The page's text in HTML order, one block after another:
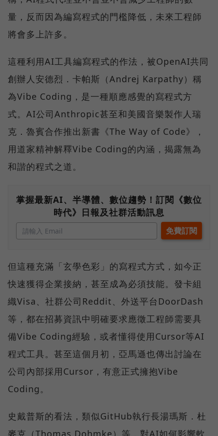
量，反而因為編寫程式的門檻降低，未來工程師
將會多上許多。
這種利用AI工具編寫程式的作法，被OpenAI共同
創辦人安德烈．卡帕斯（Andrej Karpathy）稱
為Vibe Coding，是一種順應感覺的寫程式方
式。AI公司Anthropic甚至和美國音樂製作人瑞
克．魯賓合作推出新書《The Way of Code》，
用道家精神解釋Vibe Coding的內涵，揭露無為
和諧的程式之道。
掌握最新AI、半導體、數位趨勢！訂閱《數位
時代》日報及社群活動訊息
但這種充滿「玄學色彩」的寫程式方式，如今正
快速獲得企業接納，甚至成為必須技能。發卡組
織Visa、社群公司Reddit、外送平台DoorDash
等，都在招募資訊中明確要求應徵工程師需要具
備Vibe Coding經驗，或者懂得使用Cursor等AI
程式工具。甚至這個月初，亞馬遜也傳出討論在
公司內部採用Cursor，有意正式擁抱Vibe
Coding。
史戴普斯的看法，類似GitHub執行長湯瑪斯．杜
麥克（Thomas Dohmke）等，對AI如何影響軟